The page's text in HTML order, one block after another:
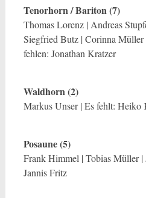
Tenorhorn / Bariton (7)
Thomas Lorenz | Andreas
Siegfried Butz | Corinna
fehlen: Jonathan Kratzer
Waldhorn (2)
Markus Unser | Es fehlt: Heiko
Posaune (5)
Frank Himmel | Tobias Müller
Jannis Fritz